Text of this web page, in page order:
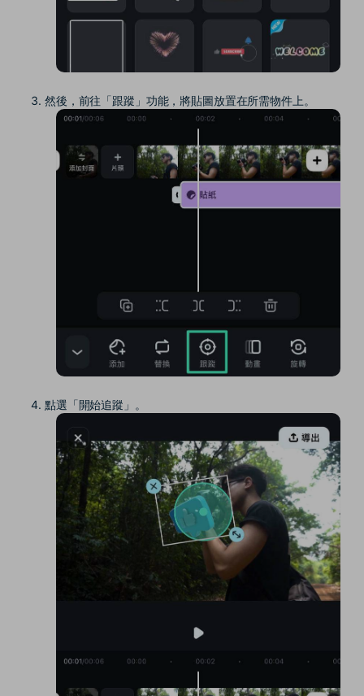
然後，前往「跟蹤」功能，將貼圖放置在所需物件上。
點選「開始追蹤」。